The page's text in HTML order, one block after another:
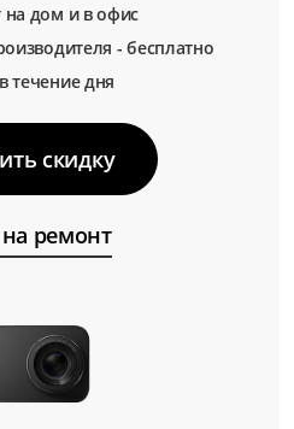
дом и в офис
- бесплатно
течение дня
скидку
ремонт